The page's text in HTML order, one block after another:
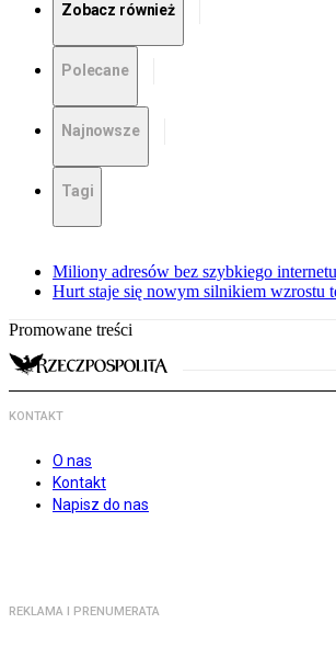
Zobacz również
Polecane
Najnowsze
Tagi
Miliony adresów bez szybkiego
Hurt staje się nowym silnikiem wzrostu
Promowane treści
KONTAKT
O nas
Kontakt
Napisz do nas
REKLAMA I PRENUMERATA